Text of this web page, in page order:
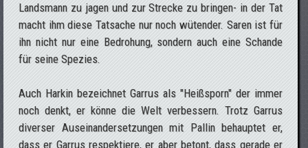
Landsmann zu jagen und zur Strecke zu bringen- in der Tat
macht ihm diese Tatsache nur noch wütender. Saren ist für
ihn nicht nur eine Bedrohung, sondern auch eine Schande
für seine Spezies.
Auch Harkin bezeichnet Garrus als "Heißsporn" der immer
noch denkt, er könne die Welt verbessern. Trotz Garrus
diverser Auseinandersetzungen mit Pallin behauptet er,
dass er Garrus respektiere, er aber betont, dass gerade er